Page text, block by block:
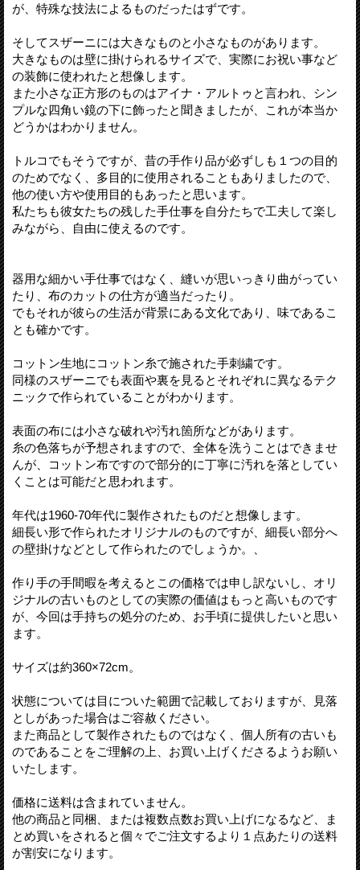
が、特殊な技法によるものだったはずです。
そしてスザーニには大きなものと小さなものがあります。
大きなものは壁に掛けられるサイズで、実際にお祝い事など
の装飾に使われたと想像します。
また小さな正方形のものはアイナ・アルトゥと言われ、シン
プルな四角い鏡の下に飾ったと聞きましたが、これが本当か
どうかはわかりません。
トルコでもそうですが、昔の手作り品が必ずしも１つの目的
のためでなく、多目的に使用されることもありましたので、
他の使い方や使用目的もあったと思います。
私たちも彼女たちの残した手仕事を自分たちで工夫して楽し
みながら、自由に使えるのです。
器用な細かい手仕事ではなく、縫いが思いっきり曲がってい
たり、布のカットの仕方が適当だったり。
でもそれが彼らの生活が背景にある文化であり、味であるこ
とも確かです。
コットン生地にコットン糸で施された手刺繍です。
同様のスザーニでも表面や裏を見るとそれぞれに異なるテク
ニックで作られていることがわかります。
表面の布には小さな破れや汚れ箇所などがあります。
糸の色落ちが予想されますので、全体を洗うことはできませ
んが、コットン布ですので部分的に丁寧に汚れを落としてい
くことは可能だと思われます。
年代は1960-70年代に製作されたものだと想像します。
細長い形で作られたオリジナルのものですが、細長い部分へ
の壁掛けなどとして作られたのでしょうか。、
作り手の手間暇を考えるとこの価格では申し訳ないし、オリ
ジナルの古いものとしての実際の価値はもっと高いものです
が、今回は手持ちの処分のため、お手頃に提供したいと思い
ます。
サイズは約360×72cm。
状態については目についた範囲で記載しておりますが、見落
としがあった場合はご容赦ください。
また商品として製作されたものではなく、個人所有の古いも
のであることをご理解の上、お買い上げくださるようお願い
いたします。
価格に送料は含まれていません。
他の商品と同梱、または複数点数お買い上げになるなど、ま
とめ買いをされると個々でご注文するより１点あたりの送料
が割安になります。